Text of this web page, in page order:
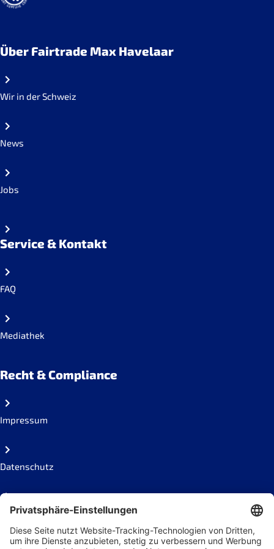
Über Fairtrade Max Havelaar
Wir in der Schweiz
News
Jobs
Service & Kontakt
FAQ
Mediathek
Recht & Compliance
Impressum
Datenschutz
Code of conduct